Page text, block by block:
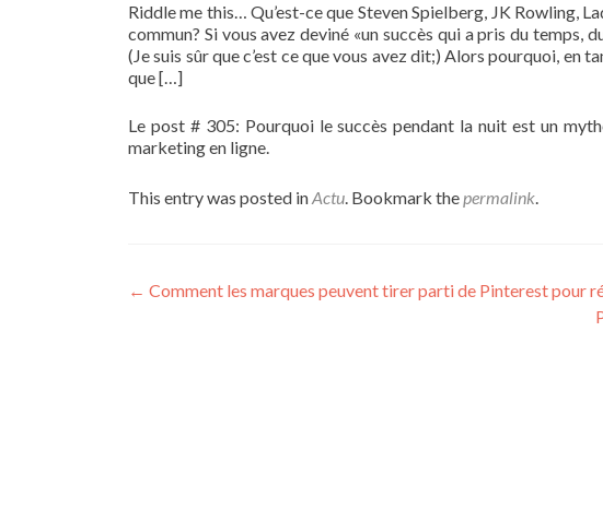
Riddle me this… Qu’est-ce que Steven Spielberg, JK Rowling,
commun? Si vous avez deviné «un succès qui a pris du temps,
(Je suis sûr que c’est ce que vous avez dit;) Alors pourquoi, en
que […]
Le post # 305: Pourquoi le succès pendant la nuit est un
marketing en ligne.
This entry was posted inActu. Bookmark thepermalink.
Post navigation
← Comment les marques peuvent tirer parti de Pinterest pour